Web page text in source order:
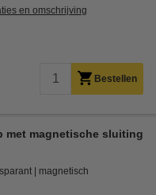
en omschrijving
Bestellen
met magnetische sluiting
magnetisch